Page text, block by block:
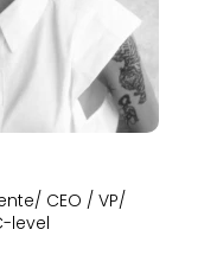
CEO / VP/
level